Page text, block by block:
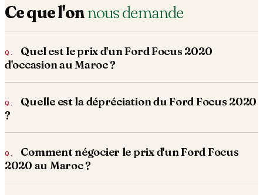
Ce que l'onnous demande
Quel est le prix d'un Ford Focus 2020
d'occasion au Maroc ?
Quelle est la dépréciation du Ford Focus 2020
?
Comment négocier le prix d'un Ford Focus
2020 au Maroc ?